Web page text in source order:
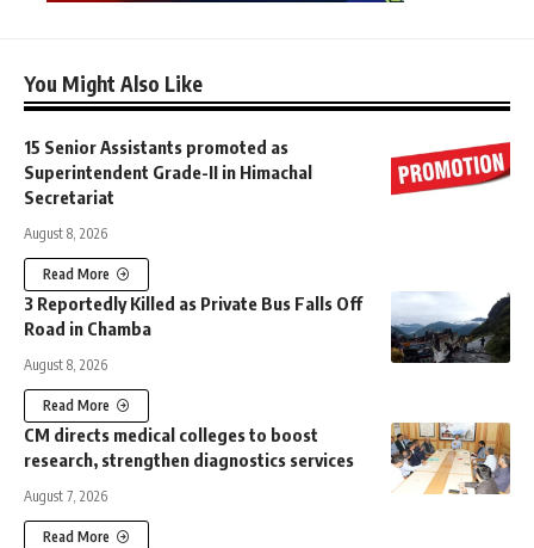
You Might Also Like
15 Senior Assistants promoted as
Superintendent Grade-II in Himachal
Secretariat
August 8, 2026
Read More
3 Reportedly Killed as Private Bus Falls Off
Road in Chamba
August 8, 2026
Read More
CM directs medical colleges to boost
research, strengthen diagnostics services
August 7, 2026
Read More